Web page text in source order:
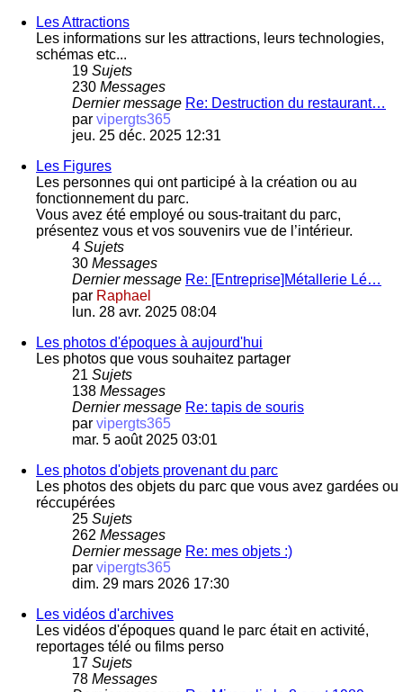
Les Attractions
Les informations sur les attractions, leurs technologies,
schémas etc...
19 Sujets
230 Messages
Dernier message Re: Destruction du restaurant…
par vipergts365
jeu. 25 déc. 2025 12:31
Les Figures
Les personnes qui ont participé à la création ou au
fonctionnement du parc.
Vous avez été employé ou sous-traitant du parc,
présentez vous et vos souvenirs vue de l’intérieur.
4 Sujets
30 Messages
Dernier message Re: [Entreprise]Métallerie Lé…
par Raphael
lun. 28 avr. 2025 08:04
Les photos d'époques à aujourd'hui
Les photos que vous souhaitez partager
21 Sujets
138 Messages
Dernier message Re: tapis de souris
par vipergts365
mar. 5 août 2025 03:01
Les photos d'objets provenant du parc
Les photos des objets du parc que vous avez gardées ou
réccupérées
25 Sujets
262 Messages
Dernier message Re: mes objets :)
par vipergts365
dim. 29 mars 2026 17:30
Les vidéos d'archives
Les vidéos d'époques quand le parc était en activité,
reportages télé ou films perso
17 Sujets
78 Messages